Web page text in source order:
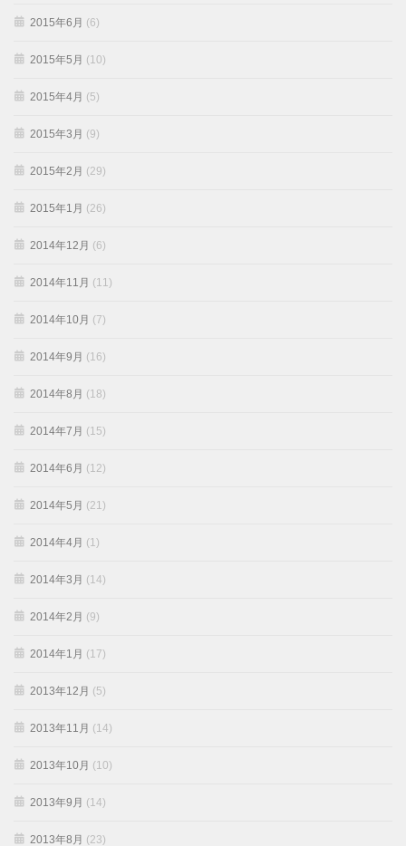
2015年6月 (6)
2015年5月 (10)
2015年4月 (5)
2015年3月 (9)
2015年2月 (29)
2015年1月 (26)
2014年12月 (6)
2014年11月 (11)
2014年10月 (7)
2014年9月 (16)
2014年8月 (18)
2014年7月 (15)
2014年6月 (12)
2014年5月 (21)
2014年4月 (1)
2014年3月 (14)
2014年2月 (9)
2014年1月 (17)
2013年12月 (5)
2013年11月 (14)
2013年10月 (10)
2013年9月 (14)
2013年8月 (23)